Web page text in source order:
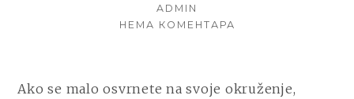
ONAUTHOR
ADMIN
НЕМА КОМЕНТАРА
STOLARIJA
Ako se malo osvrnete na svoje okruženje,